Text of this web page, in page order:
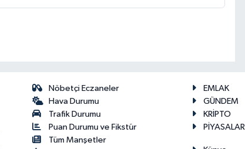
Nöbetçi Eczaneler
Hava Durumu
Trafik Durumu
Puan Durumu ve Fikstür
Tüm Manşetler
EMLAK
GÜNDEM
KRİPTO
PİYASALAR